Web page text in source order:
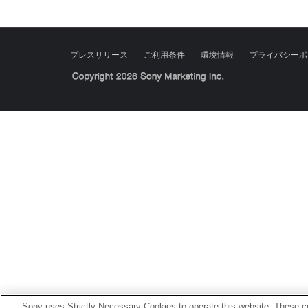
プレスリリース ご利用条件 環境情報 プライバシー
Sony Corporation, Sony Marketing Inc.